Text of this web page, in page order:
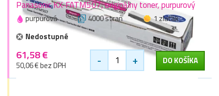
Panasonic KX-FATM507, originálny toner, purpurový
purpurová 4000 stran
1 zlaťák
Nedostupné
61,58 €
50,06 € bez DPH - + DO KOŠÍKA